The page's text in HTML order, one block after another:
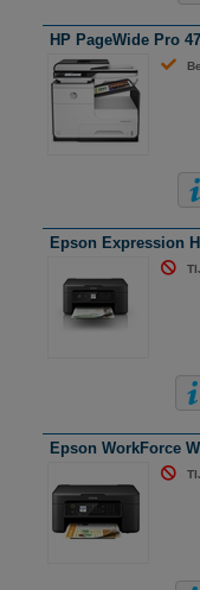
HP PageWide Pro
Epson Expression
Epson WorkForce